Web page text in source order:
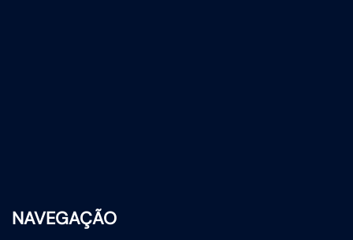
NAVEGAÇÃO